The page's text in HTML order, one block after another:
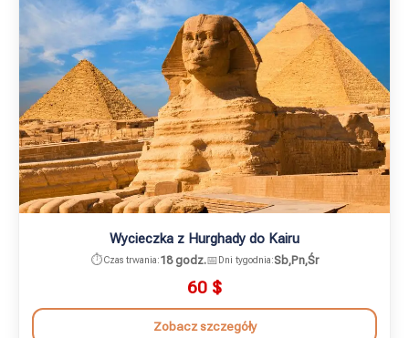
Wycieczka z Hurghady do Kairu
⏱️Czas trwania:18 godz.📅Dni tygodnia:Sb,Pn,Śr
60 $
Zobacz szczegóły